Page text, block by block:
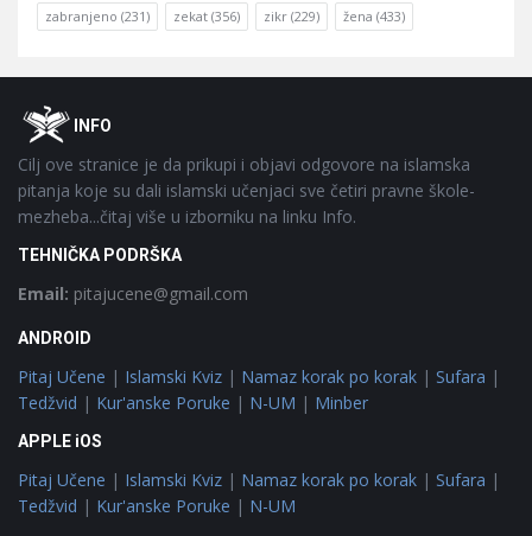
zabranjeno (231) zekat (356) zikr (229) žena (433)
FooterOINFO
Cilj ove stranice je da prikupi i objavi odgovore na islamska
pitanja koje su dali islamski učenjaci sve četiri pravne škole-
mezheba...čitaj više u izborniku na linku Info.
TEHNIČKA PODRŠKA
Email: pitajucene@gmail.com
ANDROID
Pitaj Učene | Islamski Kviz | Namaz korak po korak | Sufara |
Tedžvid | Kur'anske Poruke | N-UM | Minber
APPLE iOS
Pitaj Učene | Islamski Kviz | Namaz korak po korak | Sufara |
Tedžvid | Kur'anske Poruke | N-UM